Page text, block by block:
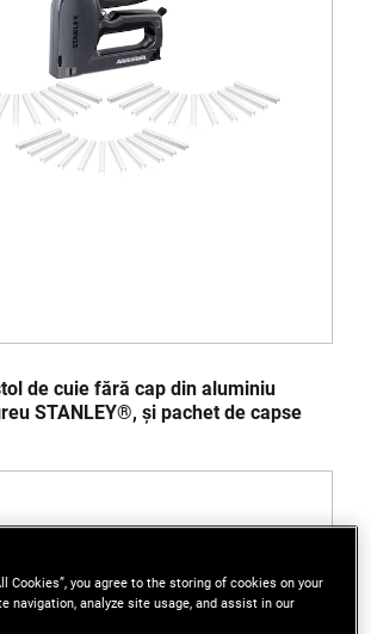
de cuie fără cap din aluminiu
STANLEY®, și pachet de capse
Cookies”, you agree to the storing of cookies on your
navigation, analyze site usage, and assist in our